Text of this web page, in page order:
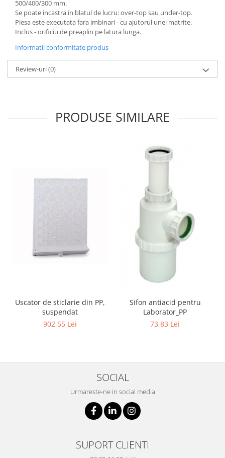
500/400/300 mm.
Se poate incastra in blatul de lucru: over-top sau under-top.
Piesa este executata fara imbinari - cu ajutorul unei matrite.
Inclus - orificiu de preaplin pe latura lunga.
Informatii conformitate produs
Review-uri(0)
PRODUSE SIMILARE
Uscator de sticlarie din PP,
suspendat
902,55 Lei
Sifon antiacid pentru
Laborator_PP
73,83 Lei
SOCIAL
Urmareste-ne in social media
SUPORT CLIENTI